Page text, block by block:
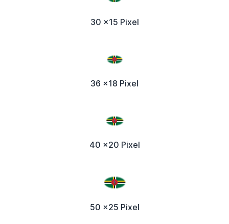
30 x15 Pixel
36 x18 Pixel
40 x20 Pixel
50 x25 Pixel